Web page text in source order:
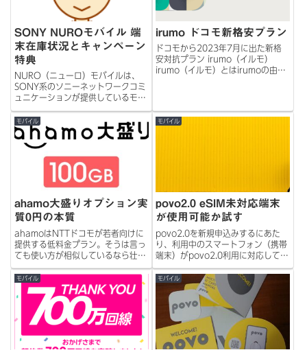
SONY NUROモバイル 端
末在庫状況とキャンペーン
特典
NURO（ニューロ）モバイルは、
SONY系のソニーネットワークコミ
ュニケーションが提供しているモバ
NUROブランドのひとつで、2016
年10月1日にリニューアルとともに
取扱いスタートとなりました。
irumo ドコモ新格安プラン
ドコモから2023年7月に出た新格
安対抗プラン irumo（イルモ）
irumo（イルモ）とはirumoの由来
なたのそばにiru（いる）」ドコモ
を表現...
モバイル
ahamo大盛りオプション実
質0円の本質
ahamoはNTTドコモが若者向けに
提供する低料金プラン。そうは言っ
ても使い方が相似しているなら壮年
でも老年でも使っていいわけで。実
際、ahamo大盛りとは一体なんな
のか？ahamo大盛りの本質に迫り
ます。という妄想で大盛りオプショ
ン実質0...
モバイル
povo2.0 eSIM未対応端末
が使用可能か試す
povo2.0を新規申込みするにあた
り、利用中のスマートフォン（携帯
端末）がpovo2.0利用に対応してい
るかどうか確認する必要がありま
す。これを失念すると、ここぞとい
う段階でほぼ後悔することになりか
ねません。そこでまず下記ページ
（povo...
モバイル モバイル